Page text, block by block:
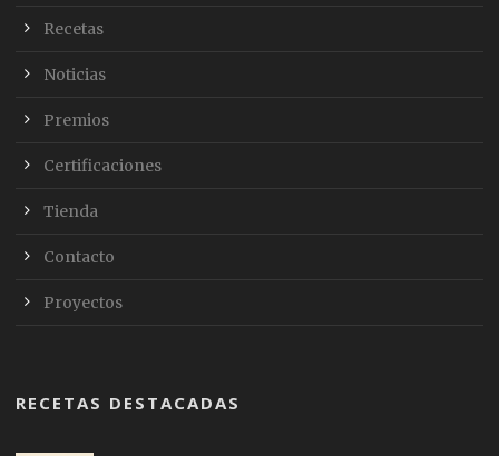
Recetas
Noticias
Premios
Certificaciones
Tienda
Contacto
Proyectos
RECETAS DESTACADAS